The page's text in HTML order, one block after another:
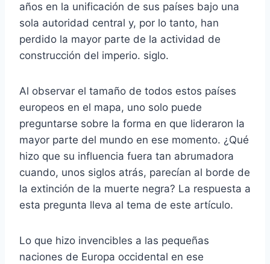
años en la unificación de sus países bajo una
sola autoridad central y, por lo tanto, han
perdido la mayor parte de la actividad de
construcción del imperio. siglo.
Al observar el tamaño de todos estos países
europeos en el mapa, uno solo puede
preguntarse sobre la forma en que lideraron la
mayor parte del mundo en ese momento. ¿Qué
hizo que su influencia fuera tan abrumadora
cuando, unos siglos atrás, parecían al borde de
la extinción de la muerte negra? La respuesta a
esta pregunta lleva al tema de este artículo.
Lo que hizo invencibles a las pequeñas
naciones de Europa occidental en ese